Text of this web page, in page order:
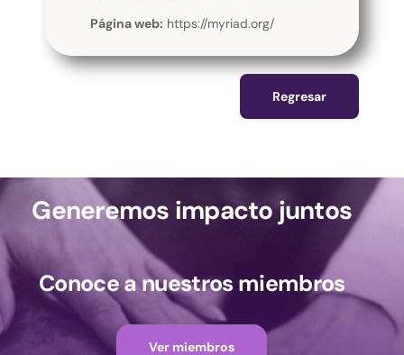
Página web: https://myriad.org/
Regresar
Generemos impacto juntos
Conoce a nuestros miembros
Ver miembros